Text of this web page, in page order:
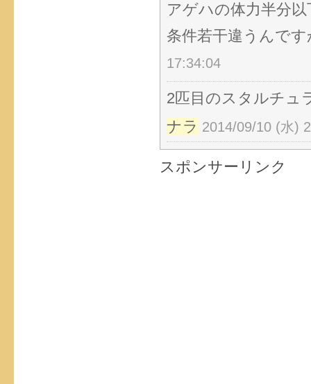
アゲハの体力半分
条件若干違うんで
17:34:04
2匹目のスタルチュ
ナラ 2014/09/10 (水)
スポンサーリンク